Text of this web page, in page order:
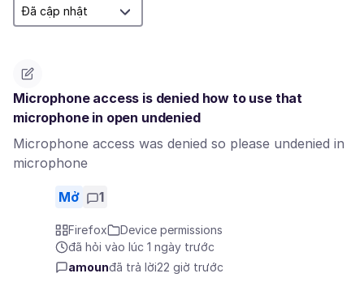
Microphone access is denied how to use that
microphone in open undenied
Microphone access was denied so please undenied in
microphone
Mở 1
Firefox
Device permissions
đã hỏi vào lúc 1 ngày trước
amounđã trả lời22 giờ trước